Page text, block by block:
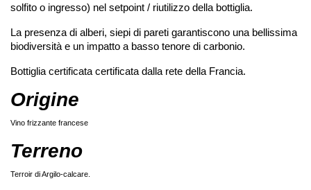
solfito o ingresso) nel setpoint / riutilizzo della bottiglia.
La presenza di alberi, siepi di pareti garantiscono una bellissima
biodiversità e un impatto a basso tenore di carbonio.
Bottiglia certificata certificata dalla rete della Francia.
Origine
Vino frizzante francese
Terreno
Terroir di Argilo-calcare.